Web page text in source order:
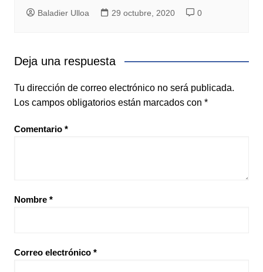
Baladier Ulloa 29 octubre, 2020 0
Deja una respuesta
Tu dirección de correo electrónico no será publicada.
Los campos obligatorios están marcados con *
Comentario *
Nombre *
Correo electrónico *